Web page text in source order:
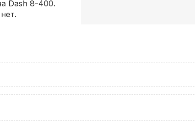
Dash 8-400.